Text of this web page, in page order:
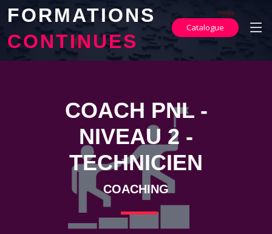
FORMATIONS
CONTINUES
Catalogue
COACH PNL -
NIVEAU 2 -
TECHNICIEN
COACHING